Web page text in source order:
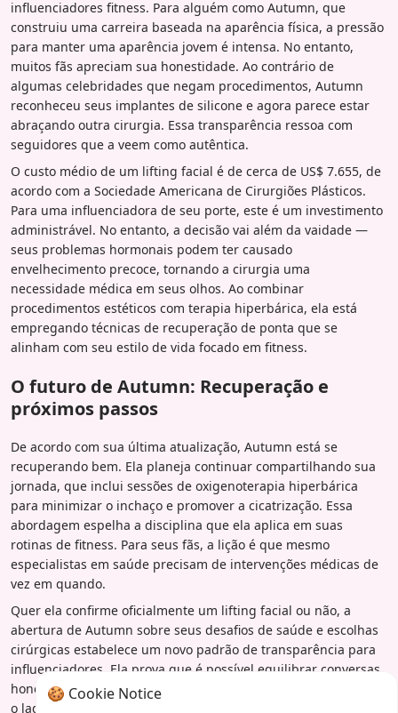
influenciadores fitness. Para alguém como Autumn, que
construiu uma carreira baseada na aparência física, a pressão
para manter uma aparência jovem é intensa. No entanto,
muitos fãs apreciam sua honestidade. Ao contrário de
algumas celebridades que negam procedimentos, Autumn
reconheceu seus implantes de silicone e agora parece estar
abraçando outra cirurgia. Essa transparência ressoa com
seguidores que a veem como autêntica.
O custo médio de um lifting facial é de cerca de US$ 7.655, de
acordo com a Sociedade Americana de Cirurgiões Plásticos.
Para uma influenciadora de seu porte, este é um investimento
administrável. No entanto, a decisão vai além da vaidade —
seus problemas hormonais podem ter causado
envelhecimento precoce, tornando a cirurgia uma
necessidade médica em seus olhos. Ao combinar
procedimentos estéticos com terapia hiperbárica, ela está
empregando técnicas de recuperação de ponta que se
alinham com seu estilo de vida focado em fitness.
O futuro de Autumn: Recuperação e
próximos passos
De acordo com sua última atualização, Autumn está se
recuperando bem. Ela planeja continuar compartilhando sua
jornada, que inclui sessões de oxigenoterapia hiperbárica
para minimizar o inchaço e promover a cicatrização. Essa
abordagem espelha a disciplina que ela aplica em suas
rotinas de fitness. Para seus fãs, a lição é que mesmo
especialistas em saúde precisam de intervenções médicas de
vez em quando.
Quer ela confirme oficialmente um lifting facial ou não, a
abertura de Autumn sobre seus desafios de saúde e escolhas
cirúrgicas estabelece um novo padrão de transparência para
influenciadores. Ela prova que é possível equilibrar conversas
honestas com privacidade pessoal. Sua disposição em mostrar
o lado bagunçado, inchado e vulnerável da recuperação pode
🍪 Cookie Notice